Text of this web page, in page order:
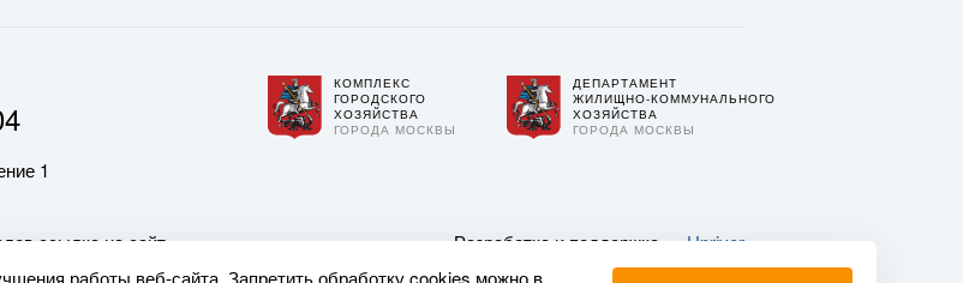
1
КОМПЛЕКС
ГОРОДСКОГО
ХОЗЯЙСТВА
ГОРОДА МОСКВЫ
ДЕПАРТАМЕНТ
ЖИЛИЩНО-КОММУНАЛЬНОГО
ХОЗЯЙСТВА
ГОРОДА МОСКВЫ
ссылка на сайт
Разработка и поддержка — Upriver
работы веб-сайта. Запретить обработку cookies можно в